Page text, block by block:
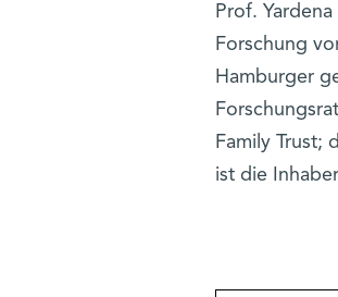
Prof.
Forschung
Hamburger
Family Trust;
ist die